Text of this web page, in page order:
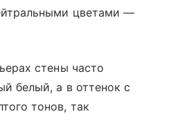
цветами —
стены часто
белый, а в оттенок с
тонов, так